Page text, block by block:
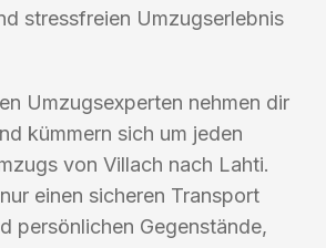
stressfreien Umzugserlebnis
Umzugsexperten nehmen dir
kümmern sich um jeden
von Villach nach Lahti.
einen sicheren Transport
persönlichen Gegenstände,